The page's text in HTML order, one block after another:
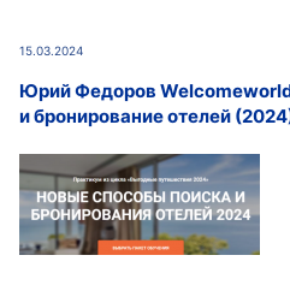
15.03.2024
Юрий Федоров
и бронирование отелей